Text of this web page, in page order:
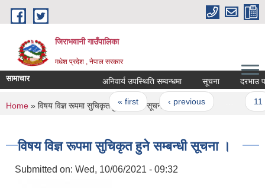
Skip to main content
जिराभवानी गाउँपालिका
मधेश प्रदेश , नेपाल सरकार
सामाचार अनिवार्य उपस्थिति सम्वन्धमा सूचना दरभाउ
Pages
« first ‹ previous
You are here
Home » विषय विज्ञ रूपमा सुचिकृत हुने सम्बन्धी सूचना ।
विषय विज्ञ रूपमा सुचिकृत हुने सम्बन्धी सूचना ।
Submitted on: Wed, 10/06/2021 - 09:32